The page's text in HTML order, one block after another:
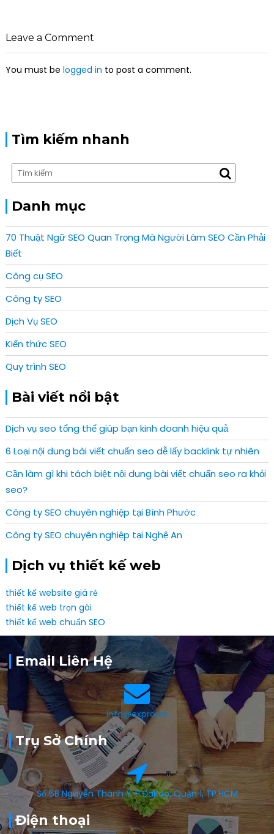
g
a
i
Leave a Comment
You must be logged in to post a comment.
Tìm kiếm nhanh
Danh mục
70 Thuật Ngữ SEO Quan Trọng Mà Người Làm SEO Cần Phải
Biết
Công cụ SEO
Công ty SEO
Dịch Vụ SEO
Kiến thức SEO
Quy trình SEO
Bài viết nổi bật
Dịch vụ seo tổng thể giúp bạn kinh doanh hiệu quả
6 Loại nội dung bài viết chuẩn seo dễ lấy backlink tự nhiên
Cần làm gì khi tách biệt nội dung bài viết chuẩn seo ra khỏi
seo?
Công ty SEO chuyên nghiệp tại Bình Phước
Công ty SEO chuyên nghiệp tại Nghệ An
Dịch vụ thiết kế web
thiết kế website giá rẻ
thiết kế web trọn gói
thiết kế web chuẩn SEO
Email Liên Hệ
info@expro.vn
Trụ Sở Chính
Số 6B Nguyễn Thành Ý, P.ĐaKao, Quận 1, TP.HCM
Điện thoại